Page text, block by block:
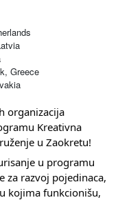
Greece
organizacija
Kreativna
u Zaokretu!
u programu
za razvoj pojedinaca,
kojima funkcionišu,